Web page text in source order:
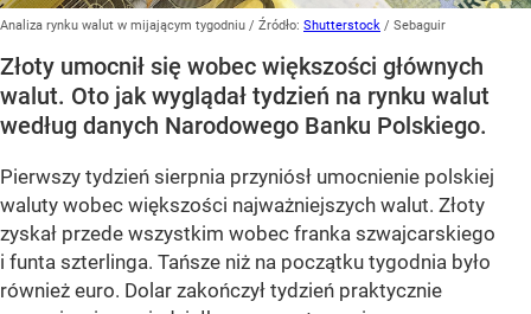
Analiza rynku walut w mijającym tygodniu / Źródło: Shutterstock / Sebaguir
Złoty umocnił się wobec większości głównych
walut. Oto jak wyglądał tydzień na rynku walut
według danych Narodowego Banku Polskiego.
Pierwszy tydzień sierpnia przyniósł umocnienie polskiej
waluty wobec większości najważniejszych walut. Złoty
zyskał przede wszystkim wobec franka szwajcarskiego
i funta szterlinga. Tańsze niż na początku tygodnia było
również euro. Dolar zakończył tydzień praktycznie